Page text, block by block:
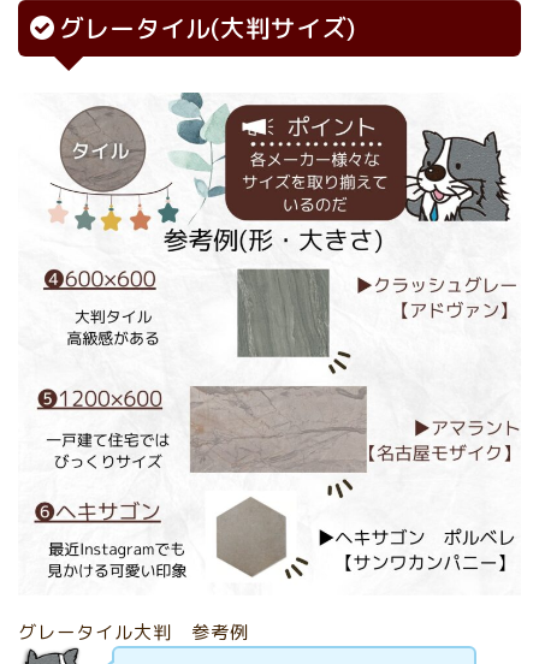
グレータイル(大判サイズ)
グレータイル大判 参考例